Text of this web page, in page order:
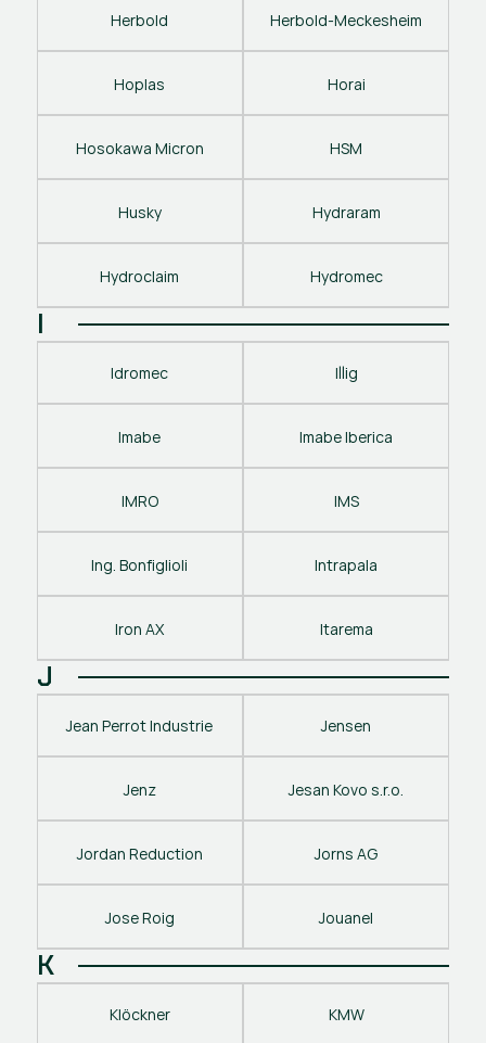
Herbold Herbold-Meckesheim
Hoplas Horai
Hosokawa Micron HSM
Husky Hydraram
Hydroclaim Hydromec
I
Idromec Illig
Imabe Imabe Iberica
IMRO IMS
Ing. Bonfiglioli Intrapala
Iron AX Itarema
J
Jean Perrot Industrie Jensen
Jenz Jesan Kovo s.r.o.
Jordan Reduction Jorns AG
Jose Roig Jouanel
K
Klöckner KMW